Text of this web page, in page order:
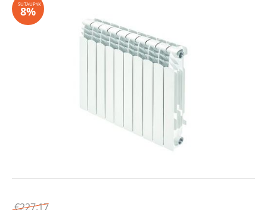
SUTAUPYK
8%
€227.17